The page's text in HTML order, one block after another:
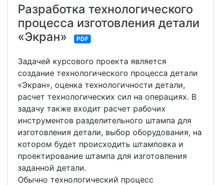
Разработка технологического
процесса изготовления детали
«Экран»
PDF
Задачей курсового проекта является
создание технологического процесса детали
«Экран», оценка технологичности детали,
расчет технологических сил на операциях. В
задачу также входит расчет рабочих
инструментов разделительного штампа для
изготовления детали, выбор оборудования, на
котором будет происходить штамповка и
проектирование штампа для изготовления
заданной детали.
Обычно технологический процесс